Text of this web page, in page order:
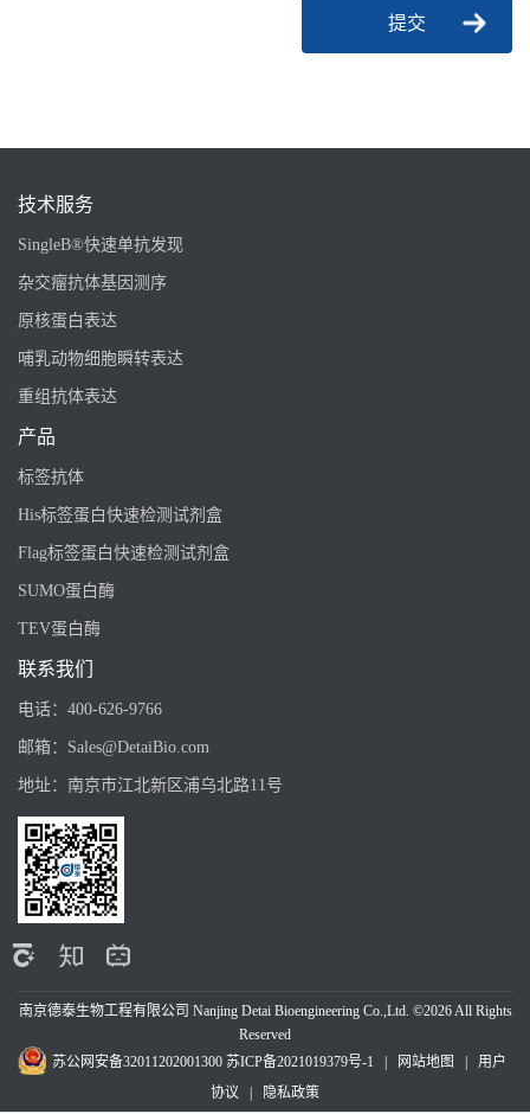
提交
技术服务
SingleB®快速单抗发现
杂交瘤抗体基因测序
原核蛋白表达
哺乳动物细胞瞬转表达
重组抗体表达
产品
标签抗体
His标签蛋白快速检测试剂盒
Flag标签蛋白快速检测试剂盒
SUMO蛋白酶
TEV蛋白酶
联系我们
电话： 400-626-9766
邮箱： Sales@DetaiBio.com
地址： 南京市江北新区浦乌北路11号
南京德泰生物工程有限公司 Nanjing Detai Bioengineering Co.,Ltd. ©2026 All Rights
Reserved
苏公网安备32011202001300 苏ICP备2021019379号-1 网站地图
用户
协议
隐私政策